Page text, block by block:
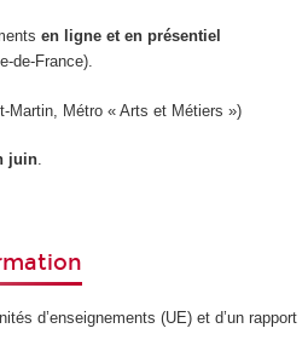
en ligne et en présentiel
de-France).
Martin, Métro « Arts et Métiers »)
juin.
d’enseignements (UE) et d’un rapport